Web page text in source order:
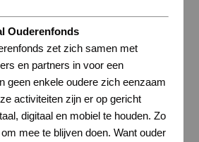
Ouderenfonds
zet zich samen met
en partners in voor een
geen enkele oudere zich eenzaam
activiteiten zijn er op gericht
digitaal en mobiel te houden. Zo
mee te blijven doen. Want ouder